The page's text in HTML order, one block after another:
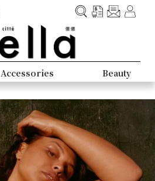
Accessories Beauty